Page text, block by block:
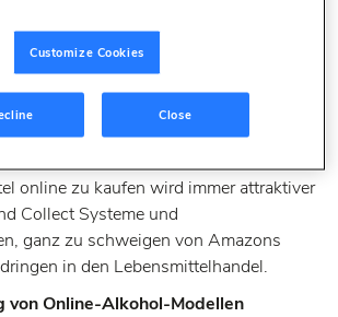
wahrzunehmen; und dies nicht
sondern zu recherchieren,
online zu kaufen wird immer attraktiver
Collect Systeme und
ganz zu schweigen von Amazons
in den Lebensmittelhandel.
von Online-Alkohol-Modellen
Customize Cookies
Close